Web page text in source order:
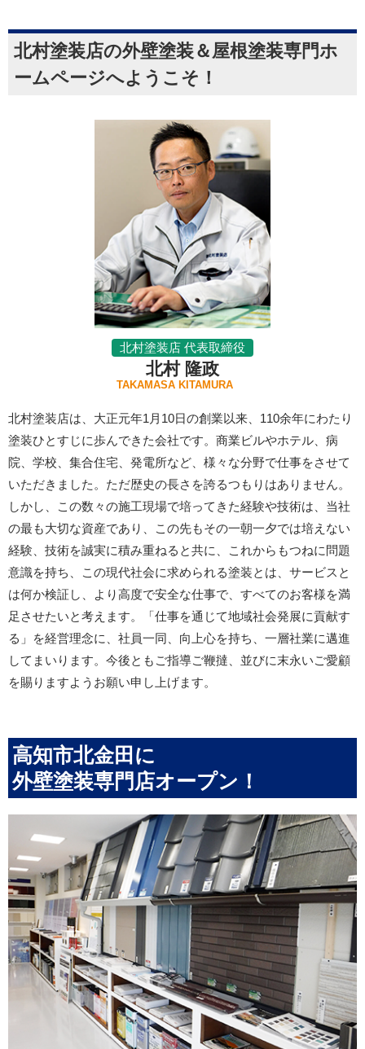
北村塗装店の外壁塗装＆屋根塗装専門ホ
ームページへようこそ！
北村塗装店 代表取締役
北村 隆政
TAKAMASA KITAMURA
北村塗装店は、大正元年1月10日の創業以来、110余年にわたり
塗装ひとすじに歩んできた会社です。商業ビルやホテル、病
院、学校、集合住宅、発電所など、様々な分野で仕事をさせて
いただきました。ただ歴史の長さを誇るつもりはありません。
しかし、この数々の施工現場で培ってきた経験や技術は、当社
の最も大切な資産であり、この先もその一朝一夕では培えない
経験、技術を誠実に積み重ねると共に、これからもつねに問題
意識を持ち、この現代社会に求められる塗装とは、サービスと
は何か検証し、より高度で安全な仕事で、すべてのお客様を満
足させたいと考えます。「仕事を通じて地域社会発展に貢献す
る」を経営理念に、社員一同、向上心を持ち、一層社業に邁進
してまいります。今後ともご指導ご鞭撻、並びに末永いご愛顧
を賜りますようお願い申し上げます。
高知市北金田に
外壁塗装専門店オープン！